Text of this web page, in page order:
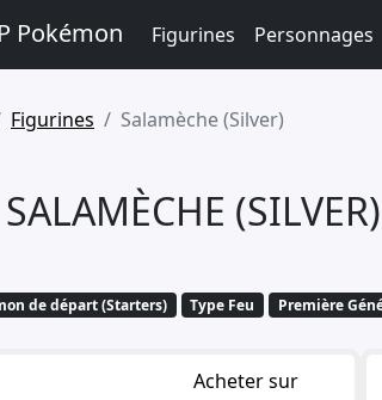
Pokémon Figurines Personnages
Figurines Salamèche (Silver)
de départ (Starters) Type Feu Première
Acheter sur